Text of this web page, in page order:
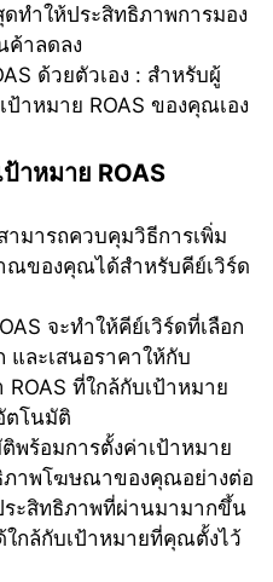
ทำให้ประสิทธิภาพการมอง
ค้าลดลง
ด้วยตัวเอง : สำหรับผู้
าหมาย ROAS ของคุณเอง
าหมาย ROAS
มารถควบคุมวิธีการเพิ่ม
ณของคุณได้สำหรับคีย์เวิร์ด
จะทำให้คีย์เวิร์ดที่เลือก
และเสนอราคาให้กับ
ที่ใกล้กับเป้าหมาย
ตโนมัติ
พร้อมการตั้งค่าเป้าหมาย
ภาพโฆษณาของคุณอย่างต่อ
ระสิทธิภาพที่ผ่านมามากขึ้น
ใกล้กับเป้าหมายที่คุณตั้งไว้